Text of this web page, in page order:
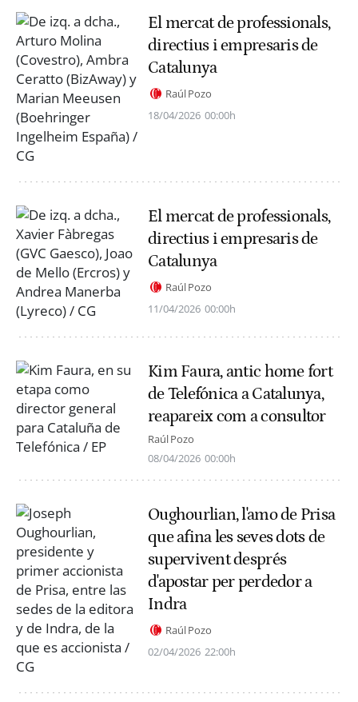
El mercat de professionals,
directius i empresaris de
Catalunya
Raúl Pozo
18/04/2026 00:00h
El mercat de professionals,
directius i empresaris de
Catalunya
Raúl Pozo
11/04/2026 00:00h
Kim Faura, antic home fort
de Telefónica a Catalunya,
reapareix com a consultor
Raúl Pozo
08/04/2026 00:00h
Oughourlian, l'amo de Prisa
que afina les seves dots de
supervivent després
d'apostar per perdedor a
Indra
Raúl Pozo
02/04/2026 22:00h